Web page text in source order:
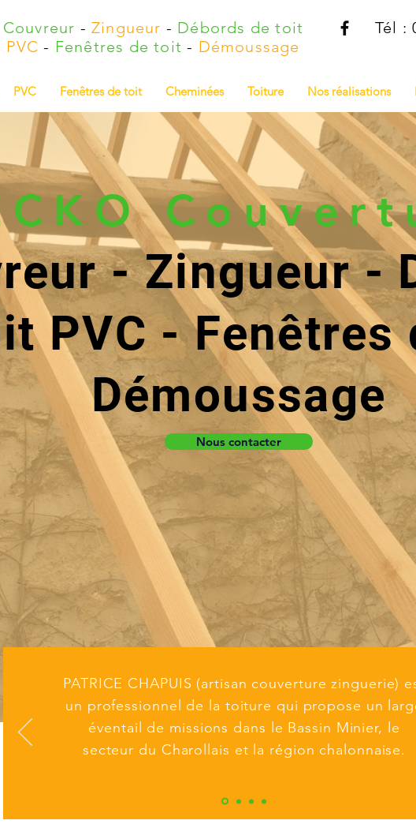
Couvreur - Zingueur - Débords de toit
PVC- Fenêtres de toit - Démoussage
Tél :
PVC Fenêtres de toit Cheminées Toiture Nos réalisations
- Zingueur -
PVC -
Démoussage
Nous contacter
PATRICE CHAPUIS (artisan couverture zinguerie)
un professionnel de la toiture qui propose un
éventail de missions dans le Bassin Minier, le
secteur du Charollais et la région chalonnaise.